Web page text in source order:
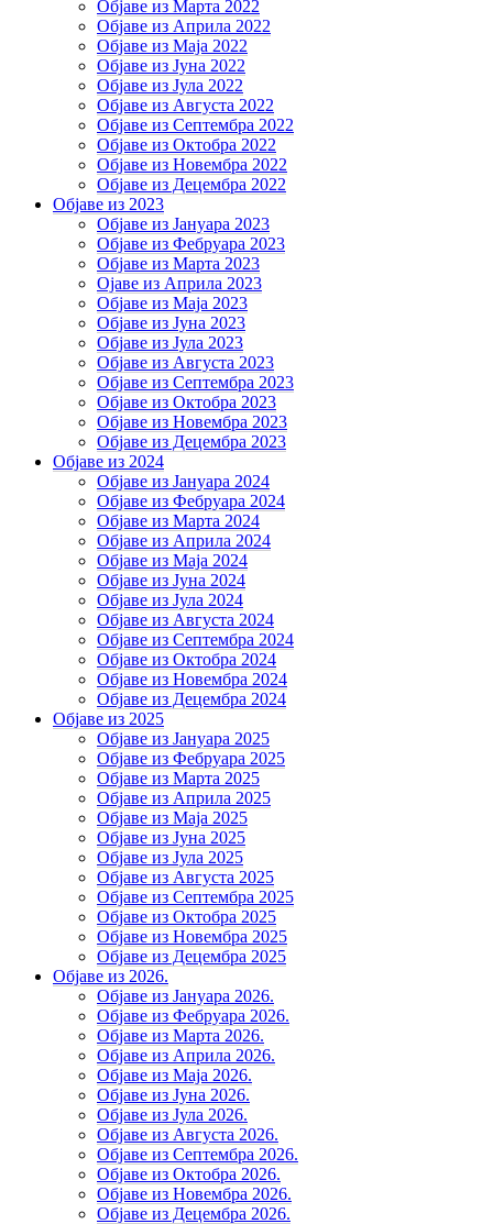
Објаве из Марта 2022
Објаве из Априла 2022
Објаве из Маја 2022
Објаве из Јуна 2022
Објаве из Јула 2022
Објаве из Августа 2022
Објаве из Септембра 2022
Објаве из Октобра 2022
Објаве из Новембра 2022
Објаве из Децембра 2022
Објаве из 2023
Објаве из Јануара 2023
Објаве из Фебруара 2023
Објаве из Марта 2023
Ојаве из Априла 2023
Објаве из Маја 2023
Објаве из Јуна 2023
Објаве из Јула 2023
Објаве из Августа 2023
Објаве из Септембра 2023
Објаве из Октобра 2023
Објаве из Новембра 2023
Објаве из Децембра 2023
Објаве из 2024
Објаве из Јануара 2024
Објаве из Фебруара 2024
Објаве из Марта 2024
Објаве из Априла 2024
Објаве из Маја 2024
Објаве из Јуна 2024
Објаве из Јула 2024
Објаве из Августа 2024
Објаве из Септембра 2024
Објаве из Октобра 2024
Објаве из Новембра 2024
Објаве из Децембра 2024
Објаве из 2025
Објаве из Јануара 2025
Објаве из Фебруара 2025
Објаве из Марта 2025
Објаве из Априла 2025
Објаве из Маја 2025
Објаве из Јуна 2025
Објаве из Јула 2025
Објаве из Августа 2025
Објаве из Септембра 2025
Објаве из Октобра 2025
Објаве из Новембра 2025
Објаве из Децембра 2025
Објаве из 2026.
Објаве из Јануара 2026.
Објаве из Фебруара 2026.
Објаве из Марта 2026.
Објаве из Априла 2026.
Објаве из Маја 2026.
Објаве из Јуна 2026.
Објаве из Јула 2026.
Објаве из Августа 2026.
Објаве из Септембра 2026.
Објаве из Октобра 2026.
Објаве из Новембра 2026.
Објаве из Децембра 2026.